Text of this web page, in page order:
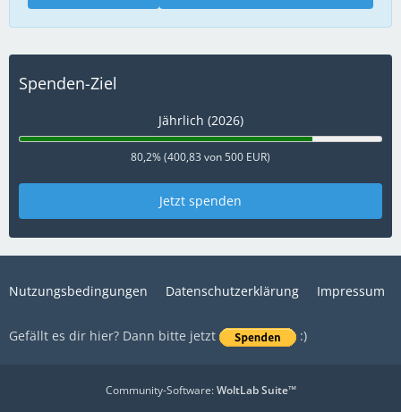
Spenden-Ziel
Jährlich (2026)
80,2% (400,83 von 500 EUR)
Jetzt spenden
Nutzungsbedingungen Datenschutzerklärung Impressum
Gefällt es dir hier? Dann bitte jetzt :)
Community-Software:WoltLab Suite™